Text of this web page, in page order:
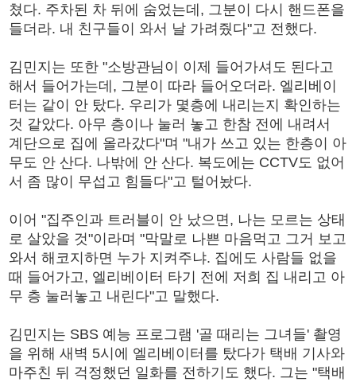
쳤다. 주차된 차 뒤에 숨었는데, 그분이 다시 핸드폰을
들더라. 내 친구들이 와서 날 가려줬다"고 전했다.
김민지는 또한 "소방관님이 이제 들어가셔도 된다고
해서 들어가는데, 그분이 따라 들어오더라. 엘리베이
터는 같이 안 탔다. 우리가 몇층에 내리는지 확인하는
것 같았다. 아무 층이나 눌러 놓고 한참 전에 내려서
계단으로 집에 올라갔다"며 "내가 쓰고 있는 한층이 아
무도 안 산다. 나밖에 안 산다. 복도에는 CCTV도 없어
서 좀 많이 무섭고 힘들다"고 털어놨다.
이어 "집주인과 트러블이 안 났으면, 나는 모르는 상태
로 살았을 것"이라며 "막말로 나쁜 마음먹고 그거 보고
와서 해코지하면 누가 지켜주냐. 집에도 사람들 없을
때 들어가고, 엘리베이터 타기 전에 저희 집 내리고 아
무 층 눌러놓고 내린다"고 말했다.
김민지는 SBS 예능 프로그램 '골 때리는 그녀들' 촬영
을 위해 새벽 5시에 엘리베이터를 탔다가 택배 기사와
마주친 뒤 걱정했던 일화를 전하기도 했다. 그는 "택배